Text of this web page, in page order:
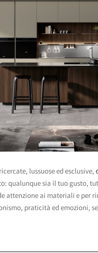
lussuose ed esclusive,
qualunque sia il tuo gusto,
attenzione ai materiali e per
praticità ed emozioni,